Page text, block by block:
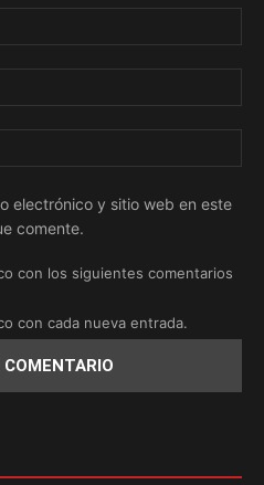
electrónico y sitio web en este
comente.
con los siguientes comentarios
con cada nueva entrada.